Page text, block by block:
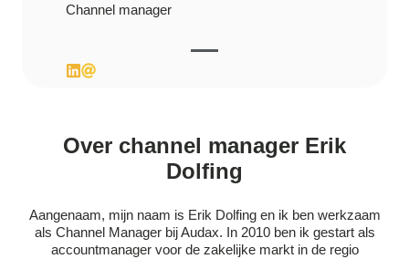
Channel manager
Over channel manager Erik
Dolfing
Aangenaam, mijn naam is Erik Dolfing en ik ben werkzaam
als Channel Manager bij Audax. In 2010 ben ik gestart als
accountmanager voor de zakelijke markt in de regio